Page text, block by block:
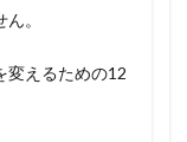
。
変えるための12